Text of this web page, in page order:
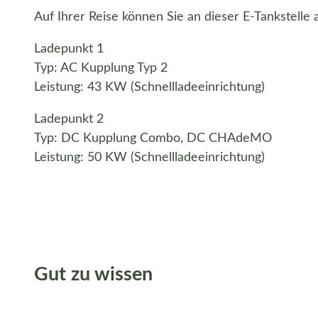
Auf Ihrer Reise können Sie an dieser E-Tankstelle
Ladepunkt 1
Typ: AC Kupplung Typ 2
Leistung: 43 KW (Schnellladeeinrichtung)
Ladepunkt 2
Typ: DC Kupplung Combo, DC CHAdeMO
Leistung: 50 KW (Schnellladeeinrichtung)
Gut zu wissen